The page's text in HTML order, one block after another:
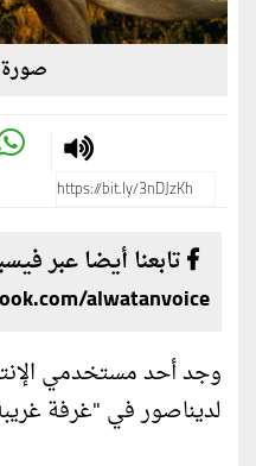
صورة
تابعنا أيضا عبر
alwatanvoice
وجد أحد مستخدمي
لديناصور في "غرفة